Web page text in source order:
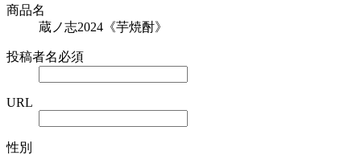
商品名
蔵ノ志2024《芋焼酎》
投稿者名必須
URL
性別